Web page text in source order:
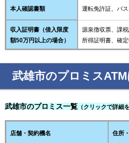
本人確認書類 運転免許証、パ
収入証明書（借入限度
額50万円以上の場合）
源泉徴収票、課
所得証明書、確
武雄市のプロミス
武雄市のプロミス一覧 （クリックで詳細
店舗・契約機名 住所